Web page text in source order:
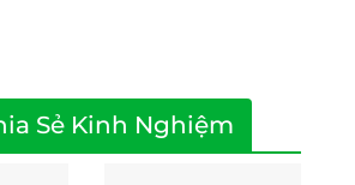
Sẻ Kinh Nghiệm